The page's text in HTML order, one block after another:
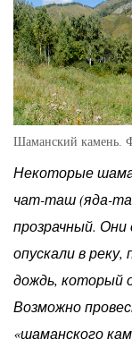
Шаманский камень.
Некоторые
чат-таш (яда-
прозрачный.
опускали в
дождь, который
Возможно
«шаманского